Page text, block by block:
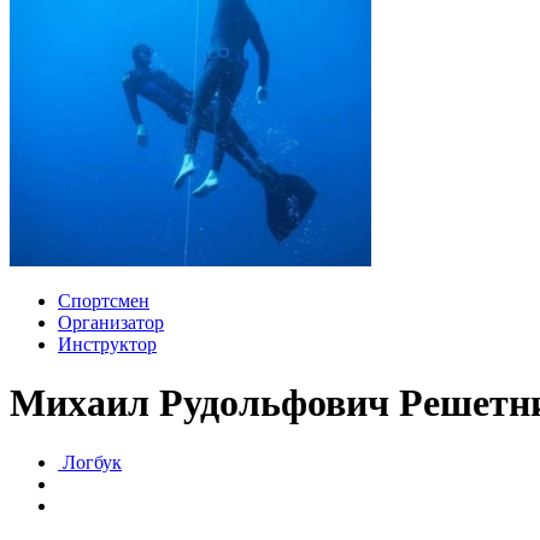
Спортсмен
Организатор
Инструктор
Михаил Рудольфович
Логбук